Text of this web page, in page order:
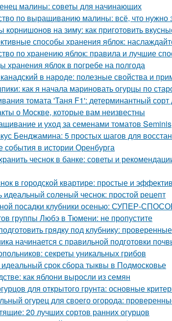
малины: советы для начинающих
по выращиванию малины: всё, что нужно
корнишонов на зиму: как приготовить
способы хранения яблок:
по хранению яблок: правила и лучшие
хранения яблок в погребе на полгода
в народе: полезные свойства и
как я начала мариновать огурцы по
томата 'Таня F1': детерминантный сорт
о Москве, которые вам неизвестны
и уход за семенами томатов Seminis
Бенджамина: 5 простых шагов для
события в истории Оренбурга
чеснок в банке: советы и
в городской квартире: простые и
идеальный соленый чеснок: простой рецепт
посадки клубники осенью: СУПЕР-
группы Любэ в Тюмени: не пропустите
грядку под клубнику:
начинается с правильной подготовки
секреты уникальных грибов
идеальный срок сбора тыквы в Подмосковье
как яблони выросли из семян
для открытого грунта: основные
огурец для своего огорода:
20 лучших сортов ранних огурцов